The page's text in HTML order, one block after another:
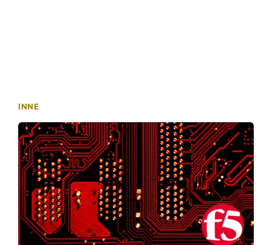
INNE